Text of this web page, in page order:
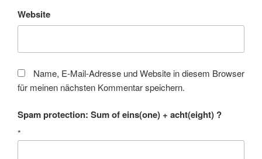
Website
Name, E-Mail-Adresse und Website in diesem Browser
für meinen nächsten Kommentar speichern.
Spam protection: Sum of eins(one) + acht(eight) ?
*